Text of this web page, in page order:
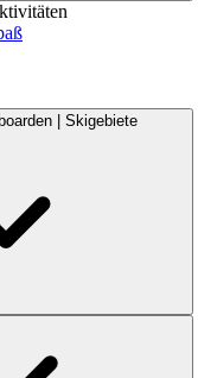
| Skigebiete